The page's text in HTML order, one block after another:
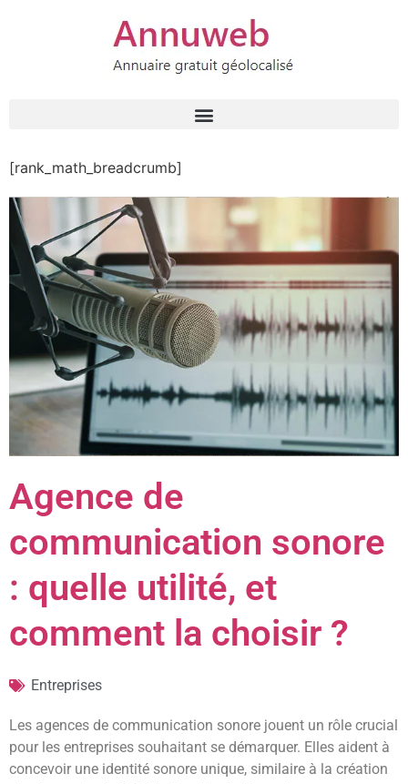
[rank_math_breadcrumb]
Agence de
communication sonore
: quelle utilité, et
comment la choisir ?
Entreprises
Les agences de communication sonore jouent un rôle crucial
pour les entreprises souhaitant se démarquer. Elles aident à
concevoir une identité sonore unique, similaire à la création